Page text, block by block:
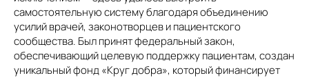
самостоятельную систему благодаря объединению
усилий врачей, законотворцев и пациентского
сообщества. Был принят федеральный закон,
обеспечивающий целевую поддержку пациентам, создан
уникальный фонд «Круг добра», который финансирует